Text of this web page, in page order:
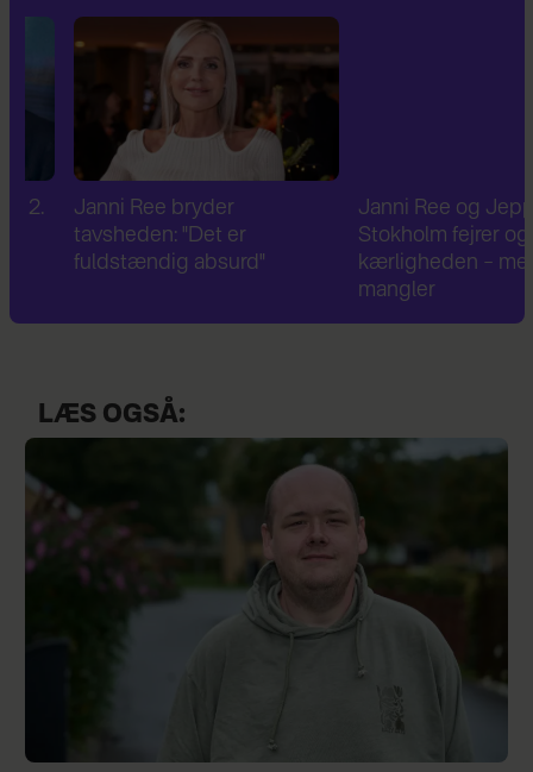
Janni Ree bryder
tavsheden: "Det er
fuldstændig absurd"
Janni Ree og Jeppe
Stokholm fejrer og
kærligheden – men én
mangler
LÆS OGSÅ: